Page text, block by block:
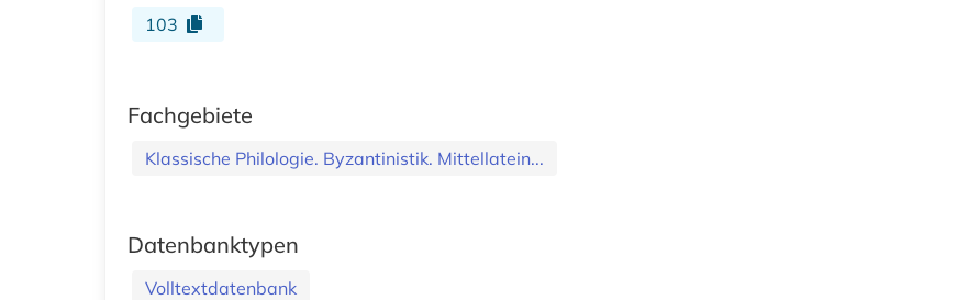
103
Fachgebiete
Klassische Philologie. Byzantinistik. Mittellatein...
Datenbanktypen
Volltextdatenbank